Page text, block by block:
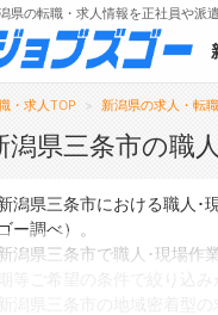
メニュー
トップ
県の転職・求人情報を正社員や派
・求人TOP 新潟県の求人・転
潟県三条市の職
潟県三条市における職人･
ゴー調べ）。
潟県三条市で職人･現場作
新潟県三条市の地域密着型